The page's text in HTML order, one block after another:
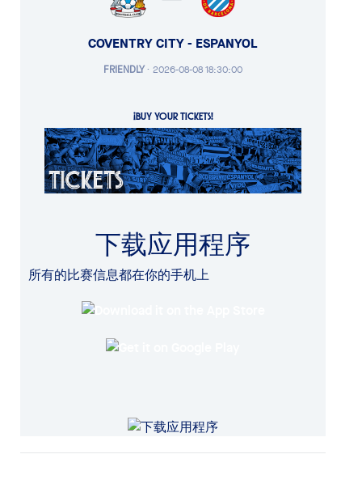
COVENTRY CITY - ESPANYOL
FRIENDLY· 2026-08-08 18:30:00
¡BUY YOUR TICKETS!
下载应用程序
所有的比赛信息都在你的手机上